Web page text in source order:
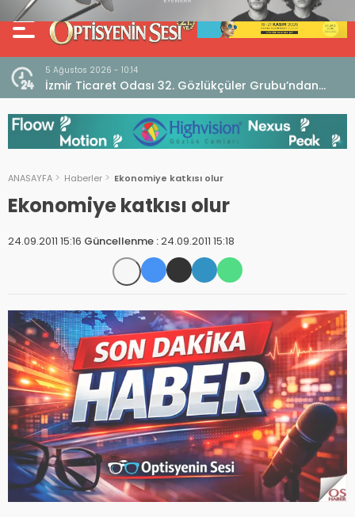
5 Ağustos 2026 - 10:14
İzmir Ticaret Odası 32. Gözlükçüler Grubu’ndan
TEBD II DigitaliSME Dijital Dönüşüm Projesi açıklaması
ANASAYFA Haberler Ekonomiye katkısı olur
Ekonomiye katkısı olur
24.09.2011 15:16 Güncellenme :24.09.2011 15:18